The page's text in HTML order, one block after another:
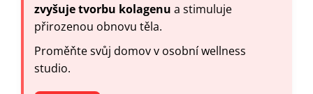
zvyšuje tvorbu kolagenu a stimuluje
přirozenou obnovu těla.
Proměňte svůj domov v osobní wellness
studio.